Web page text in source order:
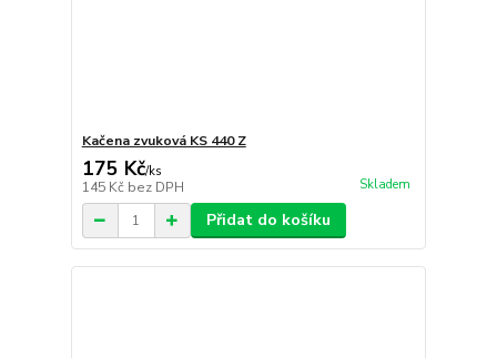
Kačena zvuková KS 440 Z
175 Kč/ks
145 Kč bez DPH Skladem
Přidat do košíku